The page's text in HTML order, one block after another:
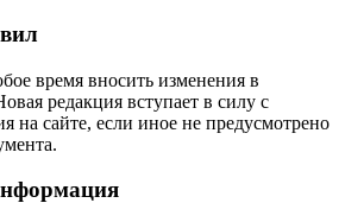
время вносить изменения в
редакция вступает в силу с
на сайте, если иное не предусмотрено